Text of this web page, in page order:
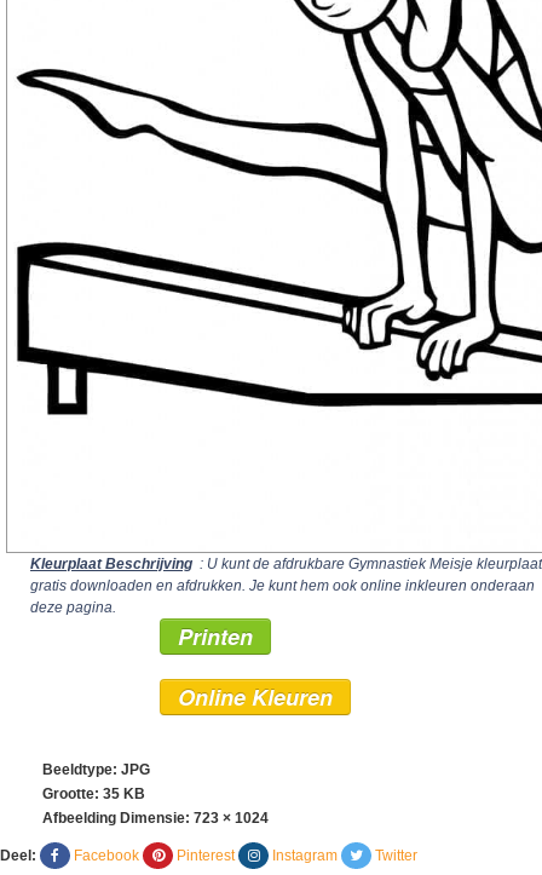
Kleurplaat Beschrijving : U kunt de afdrukbare Gymnastiek Meisje kleurplaat
gratis downloaden en afdrukken. Je kunt hem ook online inkleuren onderaan
deze pagina.
Printen
Online Kleuren
Beeldtype: JPG
Grootte: 35 KB
Afbeelding Dimensie: 723 × 1024
Deel: Facebook Pinterest Instagram Twitter